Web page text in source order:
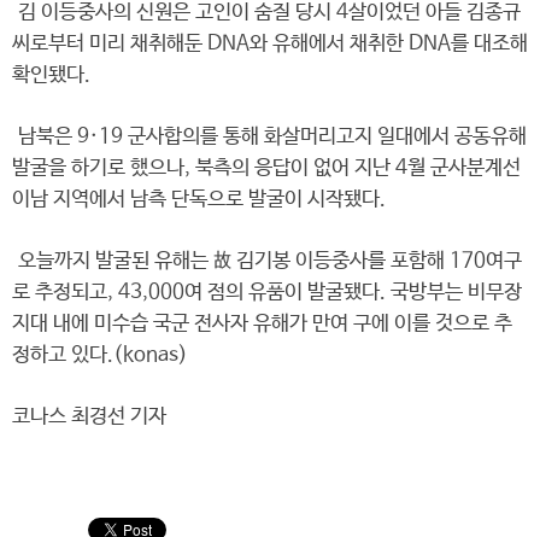
김 이등중사의 신원은 고인이 숨질 당시 4살이었던 아들 김종규
씨로부터 미리 채취해둔 DNA와 유해에서 채취한 DNA를 대조해
확인됐다.
남북은 9·19 군사합의를 통해 화살머리고지 일대에서 공동유해
발굴을 하기로 했으나, 북측의 응답이 없어 지난 4월 군사분계선
이남 지역에서 남측 단독으로 발굴이 시작됐다.
오늘까지 발굴된 유해는 故 김기봉 이등중사를 포함해 170여구
로 추정되고, 43,000여 점의 유품이 발굴됐다. 국방부는 비무장
지대 내에 미수습 국군 전사자 유해가 만여 구에 이를 것으로 추
정하고 있다.(konas)
코나스 최경선 기자